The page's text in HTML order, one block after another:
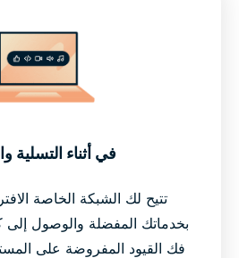
في أثناء التسلية
تتيح لك الشبكة الخاصة
بخدماتك المفضلة والوصول
فك القيود المفروضة على